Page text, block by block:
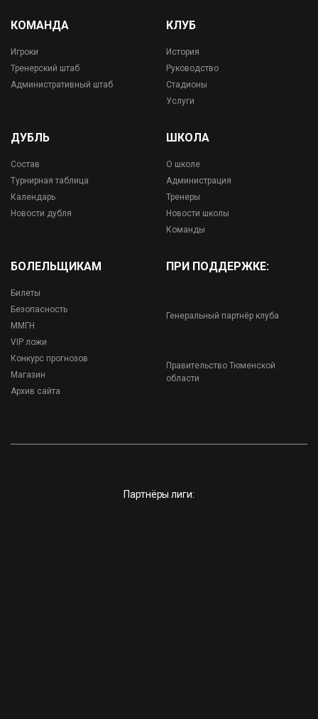
КОМАНДА
Игроки
Тренерский штаб
Административный штаб
КЛУБ
История
Руководство
Стадионы
Услуги
ДУБЛЬ
Состав
Турнирная таблица
Календарь
Новости дубля
ШКОЛА
О школе
Администрация
Тренеры
Новости школы
Команды
БОЛЕЛЬЩИКАМ
Билеты
Безопасность
ММГН
VIP ложи
Конкурс прогнозов
Магазин
Архив сайта
ПРИ ПОДДЕРЖКЕ:
Генеральный партнёр клуба
Правительство Тюменской
области
Партнёры лиги: